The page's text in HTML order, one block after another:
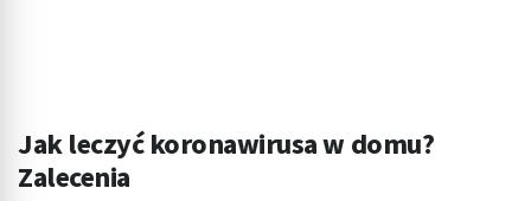
Jak leczyć koronawirusa w domu?
Zalecenia
Pomiar efektywności reklam